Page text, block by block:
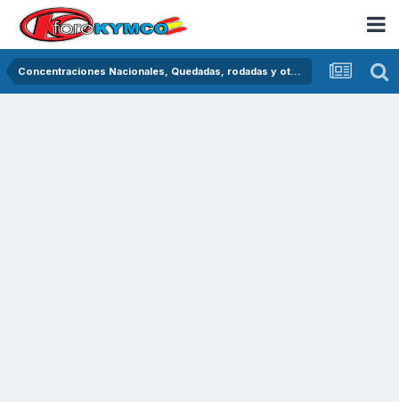
Concentraciones Nacionales, Quedadas, rodadas y otras crónicas del asfalto